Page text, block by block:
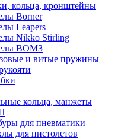
кольца, кронштейны
Borner
Leapers
Nikko Stirling
ВОМЗ
и витые пружины
кольца, манжеты
для пневматики
для пистолетов